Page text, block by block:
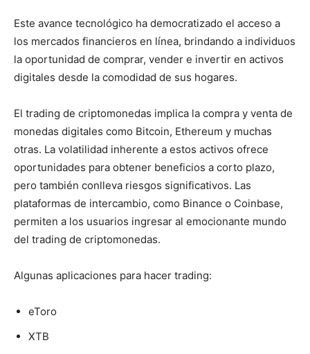
Este avance tecnológico ha democratizado el acceso a
los mercados financieros en línea, brindando a individuos
la oportunidad de comprar, vender e invertir en activos
digitales desde la comodidad de sus hogares.
El trading de criptomonedas implica la compra y venta de
monedas digitales como Bitcoin, Ethereum y muchas
otras. La volatilidad inherente a estos activos ofrece
oportunidades para obtener beneficios a corto plazo,
pero también conlleva riesgos significativos. Las
plataformas de intercambio, como Binance o Coinbase,
permiten a los usuarios ingresar al emocionante mundo
del trading de criptomonedas.
Algunas aplicaciones para hacer trading:
eToro
XTB